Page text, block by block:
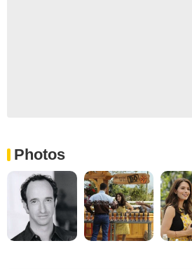
Photos